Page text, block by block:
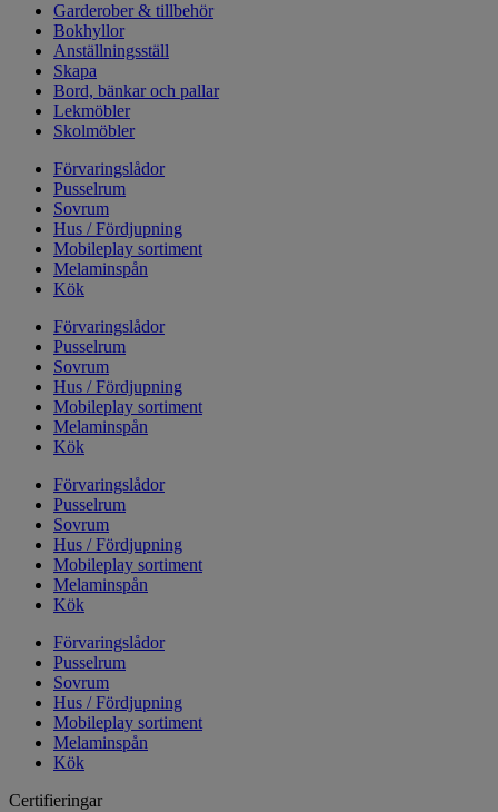
Garderober & tillbehör
Bokhyllor
Anställningsställ
Skapa
Bord, bänkar och pallar
Lekmöbler
Skolmöbler
Förvaringslådor
Pusselrum
Sovrum
Hus / Fördjupning
Mobileplay sortiment
Melaminspån
Kök
Förvaringslådor
Pusselrum
Sovrum
Hus / Fördjupning
Mobileplay sortiment
Melaminspån
Kök
Förvaringslådor
Pusselrum
Sovrum
Hus / Fördjupning
Mobileplay sortiment
Melaminspån
Kök
Förvaringslådor
Pusselrum
Sovrum
Hus / Fördjupning
Mobileplay sortiment
Melaminspån
Kök
Certifieringar